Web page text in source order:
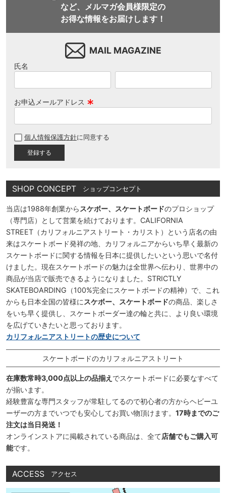
など、メルマガ会員様限定の
お得な情報をお届けします！
MAIL MAGAZINE
氏名
お申込メールアドレス
須
個人情報保護方針に同意する
SHOP CONCEPT ショップコンセプト
当店は1988年創業から スケボー、スケートボードのプロショップ
（専門店）として営業を続けております。CALIFORNIA
STREET（カリフォルニアストリート・カリスト）という店名の由
来はスケートボード発祥の地、カリフォルニアからいち早く最新の
スケートボードに関する情報を日本に提供したいという思いで名付
けました。現在スケートボードの魅力は全世界へ伝わり、世界中の
商品が当店で販売できるようになりました。STRICTLY
SKATEBOARDING（100%完全にスケートボードの精神）で、これ
からも日本全国の皆様に スケボー、スケートボードの商品、楽しさ
をいち早く提供し、スケートボーダー達の輪と共に、より良い環境
を広げていきたいと思っております。
カリフォルニアストリートの歴史について
スケートボードのカリフォルニアストリート
在庫数常時3,000点以上の品揃え でスケートボードに必要なすべて
が揃います。
経験豊富な専門スタッフが常駐してるので初心者の方からヘビーユ
ーザーの方までいつでも安心してお買い物頂けます。 17時までのご
注文は当日発送！
オンラインストアに掲載されている商品は、全て店舗でもご購入可
能です。
ACCESS アクセス